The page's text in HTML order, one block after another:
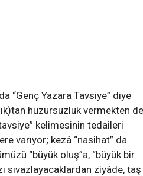
“Genç Yazara Tavsiye” diye
huzursuzluk vermekten de
kelimesinin tedaileri
varıyor; kezâ “nasihat” da
“büyük oluş”a, “büyük bir
sıvazlayacaklardan ziyâde, taş